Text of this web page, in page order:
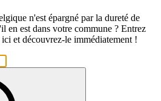
n'est épargné par la dureté de
en est dans votre commune ? Entrez
et découvrez-le immédiatement !